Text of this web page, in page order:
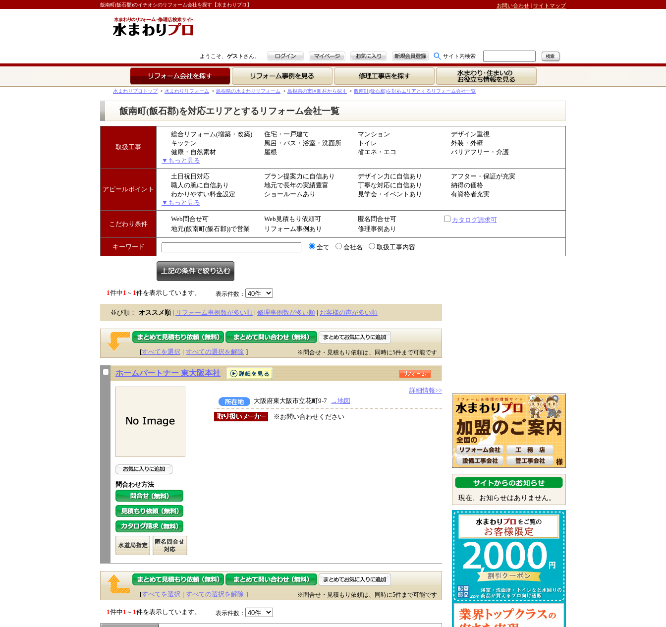
飯南町(飯石郡)のイチオシのリフォーム会社を探す【水まわりプロ】 お問い合わせ | サイトマップ
ようこそ、 ゲスト さん。 ログイン マイページ お気に入り 新規会員登録 サイト内検索
リフォーム事例を見る 修理工事店を探す
水まわり・住まいの
お役立ち情報を見る
水まわりプロトップ > 水まわりリフォーム > 島根県の水まわりリフォーム > 島根県の市区町村から探す > 飯南町(飯石郡)を対応エリアとするリフォーム会社一覧
飯南町(飯石郡)を対応エリアとするリフォーム会社一覧
取扱工事
総合リフォーム(増築・改築) 住宅・一戸建て マンション
デザイン重視
キッチン
風呂・バス・浴室・洗面所 トイレ
外装・外壁
健康・自然素材
屋根 省エネ・エコ
バリアフリー・介護
▼もっと見る
アピールポイント
土日祝日対応 プラン提案力に自信あり デザイン力に自信あり
アフター・保証が充実
職人の腕に自信あり
地元で長年の実績豊富 丁寧な対応に自信あり
納得の価格
わかりやすい料金設定
ショールームあり 見学会・イベントあり
有資格者充実
▼もっと見る
こだわり条件
Web問合せ可 Web見積もり依頼可 匿名問合せ可
カタログ請求可
地元(飯南町(飯石郡))で営業
リフォーム事例あり 修理事例あり
キーワード 全て 会社名 取扱工事内容
1件中1 ～ 1件を表示しています。 表示件数：
並び順： オススメ順 | リフォーム事例数が多い順 | 修理事例数が多い順 | お客様の声が多い順
[すべてを選択 | すべての選択を解除 ] ※問合せ・見積もり依頼は、同時に5件まで可能です
ホームパートナー 東大阪本社
問合わせ方法
詳細情報>>
大阪府東大阪市立花町9-7
→地図
※お問い合わせください
[すべてを選択 | すべての選択を解除 ] ※問合せ・見積もり依頼は、同時に5件まで可能です
1件中1 ～ 1件を表示しています。 表示件数：
現在、お知らせはありません。